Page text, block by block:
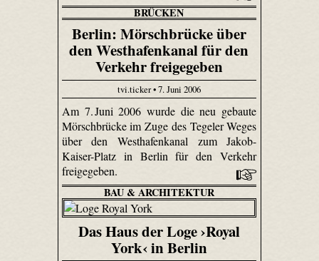
BRÜCKEN
Berlin: Mörschbrücke über
den Westhafenkanal für den
Verkehr freigegeben
tvi.ticker • 7. Juni 2006
Am 7. Juni 2006 wurde die neu gebaute
Mörschbrücke im Zuge des Tegeler Weges
über den Westhafenkanal zum Jakob-
Kaiser-Platz in Berlin für den Verkehr
freigegeben.
BAU & ARCHITEKTUR
Das Haus der Loge ›Royal
York‹ in Berlin